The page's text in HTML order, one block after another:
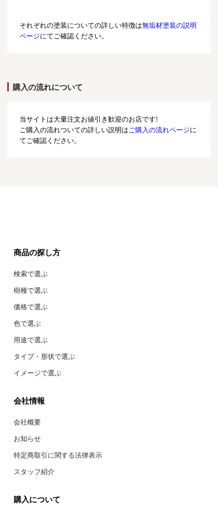
それぞれの塗装についての詳しい特徴は無垢材塗装の説明
ページにてご確認ください。
購入の流れについて
当サイトは大量注文お値引き歓迎のお店です!
ご購入の流れついての詳しい説明はご購入の流れページに
てご確認ください。
商品の探し方
検索で選ぶ
樹種で選ぶ
価格で選ぶ
色で選ぶ
用途で選ぶ
タイプ・形状で選ぶ
イメージで選ぶ
会社情報
会社概要
お知らせ
特定商取引に関する法律表示
スタッフ紹介
購入について